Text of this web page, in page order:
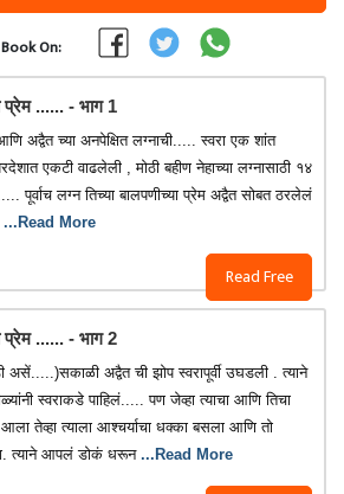
On:
प्रेम ...... - भाग 1
Read Free
अद्वैत च्या अनपेक्षित लग्नाची..... स्वरा एक शांत
एकटी वाढलेली , मोठी बहीण नेहाच्या लग्नासाठी १४
पूर्वाच लग्न तिच्या बालपणीच्या प्रेम अद्वैत सोबत ठरलेलं
...Read More
प्रेम ...... - भाग 2
असें.....)सकाळी अद्वैत ची झोप स्वरापूर्वी उघडली . त्याने
स्वराकडे पाहिलं..... पण जेव्हा त्याचा आणि तिचा
आला तेव्हा त्याला आश्चर्याचा धक्का बसला आणि तो
त्याने आपलं डोकं धरून ...Read More